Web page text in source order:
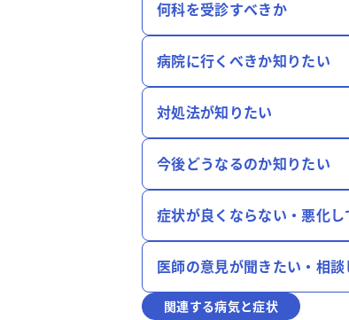
何科を受診すべきか
病院に行くべきか知りたい
対処法が知りたい
今後どうなるのか知りたい
症状が良くならない・悪化し
医師の意見が聞きたい・相談
関連する病気と症状